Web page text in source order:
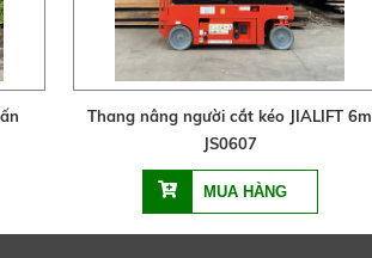
Thang nâng người cắt kéo JIALIFT 6m
JS0607